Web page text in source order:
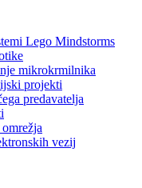
Lego Mindstorms
mikrokrmilnika
projekti
predavatelja
vezij